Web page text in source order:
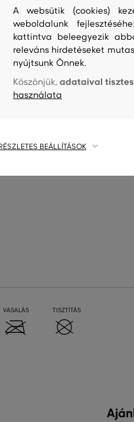
és kellemesen melegen tart.
maximális kényelmet biztosít
GC-310
VASALÁS TISZTÍTÁS
A websütik (cookies)
weboldalunk
kattintva beleegyezik
releváns hirdetéseket
nyújtsunk Önnek.
Köszönjük,adataival
használata
BEÁLLÍTÁSOK